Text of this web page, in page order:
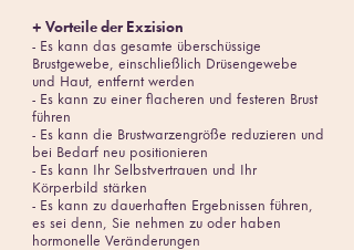
+ Vorteile der Exzision
- Es kann das gesamte überschüssige
Brustgewebe, einschließlich Drüsengewebe
und Haut, entfernt werden
- Es kann zu einer flacheren und festeren Brust
führen
- Es kann die Brustwarzengröße reduzieren und
bei Bedarf neu positionieren
- Es kann Ihr Selbstvertrauen und Ihr
Körperbild stärken
- Es kann zu dauerhaften Ergebnissen führen,
es sei denn, Sie nehmen zu oder haben
hormonelle Veränderungen